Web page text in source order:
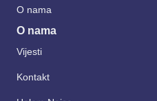
O nama
O nama
Vijesti
Kontakt